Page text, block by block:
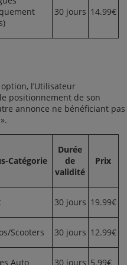
30 jours 14.99€
l’Utilisateur
positionnement de son
annonce ne bénéficiant pas
Catégorie
Durée
de
validité
Prix
30 jours 19.99€
Scooters 30 jours 12.99€
Auto 30 jours 5.99€